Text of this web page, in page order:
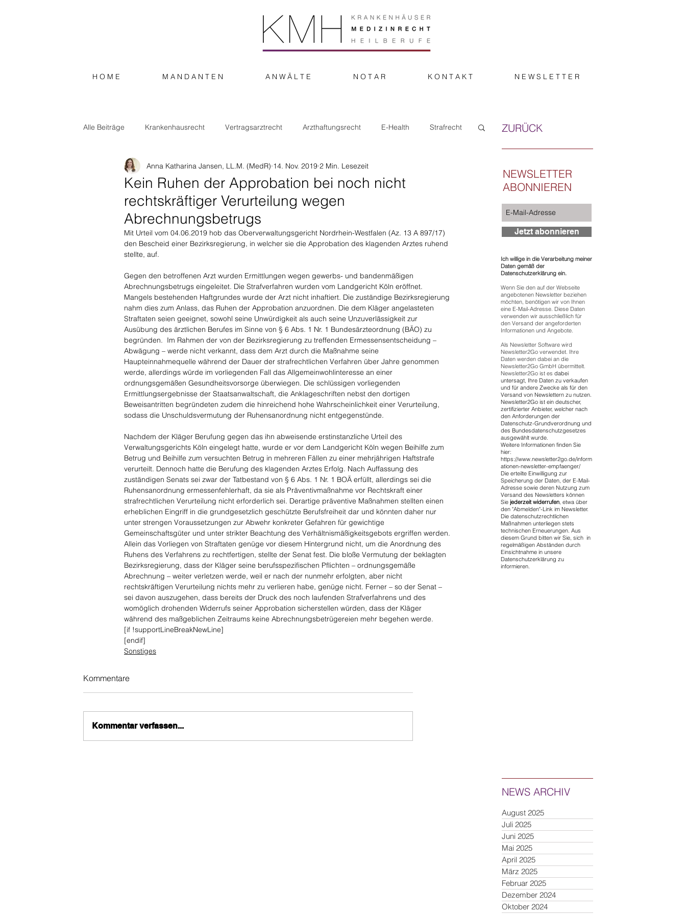
H O M E M A N D A N T E N A N W Ä L T E N O T A R K O N T A K T N E W S L E T T E R
Alle Beiträge Krankenhausrecht Vertragsarztrecht Arzthaftungsrecht E-Health Strafrecht
Steuerrecht Sonstiges
Kein Ruhen der Approbation bei noch nicht
rechtskräftiger Verurteilung wegen
Abrechnungsbetrugs
Anna Katharina Jansen, LL.M. (MedR) 14. Nov. 2019 2 Min. Lesezeit
Mit Urteil vom 04.06.2019 hob das Oberverwaltungsgericht Nordrhein-Westfalen (Az. 13 A 897/17)
den Bescheid einer Bezirksregierung, in welcher sie die Approbation des klagenden Arztes ruhend
stellte, auf.
Gegen den betroffenen Arzt wurden Ermittlungen wegen gewerbs- und bandenmäßigen
Abrechnungsbetrugs eingeleitet. Die Strafverfahren wurden vom Landgericht Köln eröffnet.
Mangels bestehenden Haftgrundes wurde der Arzt nicht inhaftiert. Die zuständige Bezirksregierung
nahm dies zum Anlass, das Ruhen der Approbation anzuordnen. Die dem Kläger angelasteten
Straftaten seien geeignet, sowohl seine Unwürdigkeit als auch seine Unzuverlässigkeit zur
Ausübung des ärztlichen Berufes im Sinne von § 6 Abs. 1 Nr. 1 Bundesärzteordnung (BÄO) zu
begründen.  Im Rahmen der von der Bezirksregierung zu treffenden Ermessensentscheidung –
Abwägung – werde nicht verkannt, dass dem Arzt durch die Maßnahme seine
Haupteinnahmequelle während der Dauer der strafrechtlichen Verfahren über Jahre genommen
werde, allerdings würde im vorliegenden Fall das Allgemeinwohlinteresse an einer
ordnungsgemäßen Gesundheitsvorsorge überwiegen. Die schlüssigen vorliegenden
Ermittlungsergebnisse der Staatsanwaltschaft, die Anklageschriften nebst den dortigen
Beweisantritten begründeten zudem die hinreichend hohe Wahrscheinlichkeit einer Verurteilung,
sodass die Unschuldsvermutung der Ruhensanordnung nicht entgegenstünde.
Nachdem der Kläger Berufung gegen das ihn abweisende erstinstanzliche Urteil des
Verwaltungsgerichts Köln eingelegt hatte, wurde er vor dem Landgericht Köln wegen Beihilfe zum
Betrug und Beihilfe zum versuchten Betrug in mehreren Fällen zu einer mehrjährigen Haftstrafe
verurteilt. Dennoch hatte die Berufung des klagenden Arztes Erfolg. Nach Auffassung des
zuständigen Senats sei zwar der Tatbestand von § 6 Abs. 1 Nr. 1 BOÄ erfüllt, allerdings sei die
Ruhensanordnung ermessenfehlerhaft, da sie als Präventivmaßnahme vor Rechtskraft einer
strafrechtlichen Verurteilung nicht erforderlich sei. Derartige präventive Maßnahmen stellten einen
erheblichen Eingriff in die grundgesetzlich geschützte Berufsfreiheit dar und könnten daher nur
unter strengen Voraussetzungen zur Abwehr konkreter Gefahren für gewichtige
Gemeinschaftsgüter und unter strikter Beachtung des Verhältnismäßigkeitsgebots ergriffen werden.
Allein das Vorliegen von Straftaten genüge vor diesem Hintergrund nicht, um die Anordnung des
Ruhens des Verfahrens zu rechtfertigen, stellte der Senat fest. Die bloße Vermutung der beklagten
Bezirksregierung, dass der Kläger seine berufsspezifischen Pflichten – ordnungsgemäße
Abrechnung – weiter verletzen werde, weil er nach der nunmehr erfolgten, aber nicht
rechtskräftigen Verurteilung nichts mehr zu verlieren habe, genüge nicht. Ferner – so der Senat –
sei davon auszugehen, dass bereits der Druck des noch laufenden Strafverfahrens und des
womöglich drohenden Widerrufs seiner Approbation sicherstellen würden, dass der Kläger
während des maßgeblichen Zeitraums keine Abrechnungsbetrügereien mehr begehen werde.
[if !supportLineBreakNewLine]
[endif]
Sonstiges
Kommentare
Kommentar verfassen...
ZURÜCK
NEWSLETTER
ABONNIEREN
Jetzt abonnieren
Ich willige in die Verarbeitung meiner
Daten gemäß der
Datenschutzerklärung ein.
Wenn Sie den auf der Webseite
angebotenen Newsletter beziehen
möchten, benötigen wir von Ihnen
eine E-Mail-Adresse. Diese Daten
verwenden wir ausschließlich für
den Versand der angeforderten
Informationen und Angebote.
Als Newsletter Software wird
Newsletter2Go verwendet. Ihre
Daten werden dabei an die
Newsletter2Go GmbH übermittelt.
Newsletter2Go ist es dabei
untersagt, Ihre Daten zu verkaufen
und für andere Zwecke als für den
Versand von Newslettern zu nutzen.
Newsletter2Go ist ein deutscher,
zertifizierter Anbieter, welcher nach
den Anforderungen der
Datenschutz-Grundverordnung und
des Bundesdatenschutzgesetzes
ausgewählt wurde.
Weitere Informationen finden Sie
hier:
https://www.newsletter2go.de/inform
ationen-newsletter-empfaenger/
Die erteilte Einwilligung zur
Speicherung der Daten, der E-Mail-
Adresse sowie deren Nutzung zum
Versand des Newsletters können
Sie jederzeit widerrufen, etwa über
den "Abmelden"-Link im Newsletter.
Die datenschutzrechtlichen
Maßnahmen unterliegen stets
technischen Erneuerungen. Aus
diesem Grund bitten wir Sie, sich in
regelmäßigen Abständen durch
Einsichtnahme in unsere
Datenschutzerklärung zu
informieren.
NEWS ARCHIV
August 2025
Juli 2025
Juni 2025
Mai 2025
April 2025
März 2025
Februar 2025
Dezember 2024
Oktober 2024